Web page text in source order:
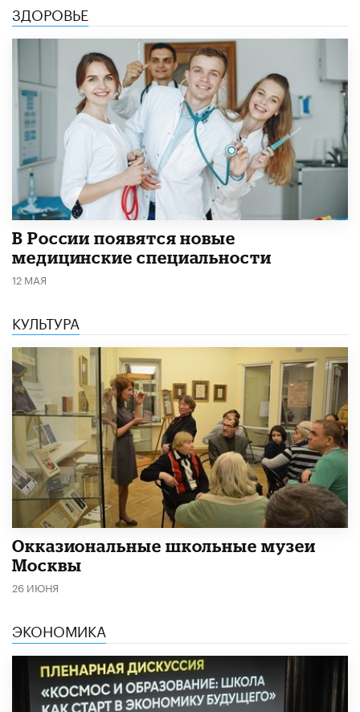
ЗДОРОВЬЕ
В России появятся новые
медицинские специальности
12 МАЯ
КУЛЬТУРА
​Окказиональные школьные музеи
Москвы
26 ИЮНЯ
ЭКОНОМИКА